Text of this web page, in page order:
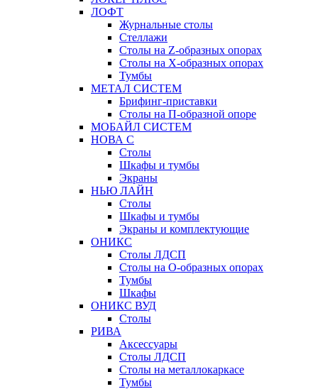
ЛОФТ
Журнальные столы
Стеллажи
Столы на Z-образных опорах
Столы на Х-образных опорах
Тумбы
МЕТАЛ СИСТЕМ
Брифинг-приставки
Столы на П-образной опоре
МОБАЙЛ СИСТЕМ
НОВА С
Столы
Шкафы и тумбы
Экраны
НЬЮ ЛАЙН
Столы
Шкафы и тумбы
Экраны и комплектующие
ОНИКС
Столы ЛДСП
Столы на О-образных опорах
Тумбы
Шкафы
ОНИКС ВУД
Столы
РИВА
Аксессуары
Столы ЛДСП
Столы на металлокаркасе
Тумбы